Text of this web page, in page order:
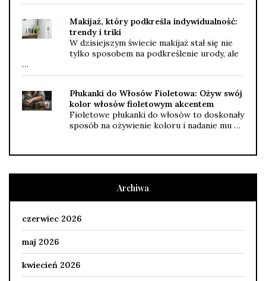
Makijaż, który podkreśla indywidualność:
trendy i triki
W dzisiejszym świecie makijaż stał się nie
tylko sposobem na podkreślenie urody, ale
…
Płukanki do Włosów Fioletowa: Ożyw swój
kolor włosów fioletowym akcentem
Fioletowe płukanki do włosów to doskonały
sposób na ożywienie koloru i nadanie mu …
Archiwa
czerwiec 2026
maj 2026
kwiecień 2026